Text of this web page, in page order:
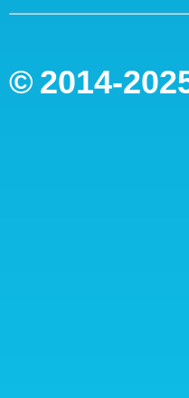
© 2014-2